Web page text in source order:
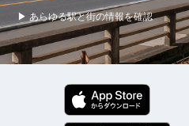
▶ あらゆる駅と街の情報を確認